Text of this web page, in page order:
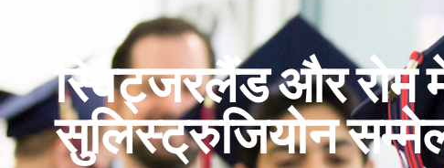
स्विट्जरलैंड और रोम
सुलिस्ट्रुजियोन